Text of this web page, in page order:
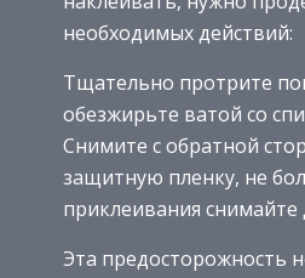
необходимых действий:
Тщательно протрите
обезжирьте ватой со
Снимите с обратной
защитную пленку, не
приклеивания
Эта предосторожность